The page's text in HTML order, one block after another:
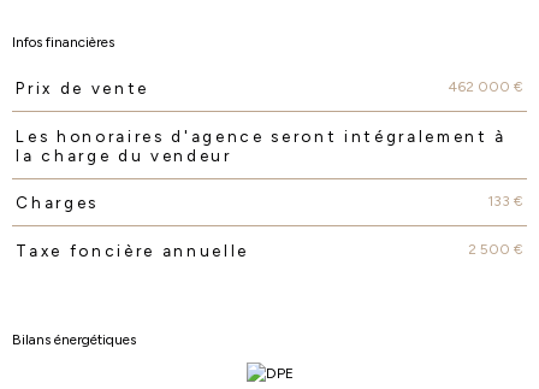
Infos financières
Caractéristiques Valeurs
Prix de vente 462 000 €
Les honoraires d'agence seront intégralement à
la charge du vendeur
Charges 133 €
Taxe foncière annuelle 2 500 €
Bilans énergétiques